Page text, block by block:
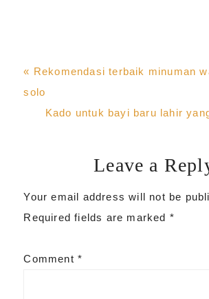
Previous
Post:
« Rekomendasi terbaik minuman
solo
Next
Kado untuk bayi baru lahir
Reader
Interactions
Leave a
Your email address will not be
Required fields are marked *
Comment *